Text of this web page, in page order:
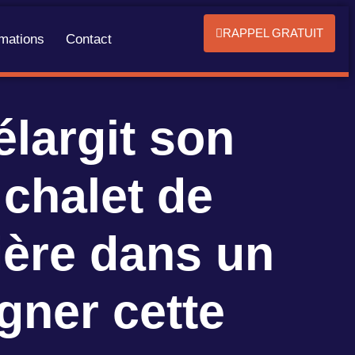
Contact RAPPEL GRATUIT
son
de
dans un
cette